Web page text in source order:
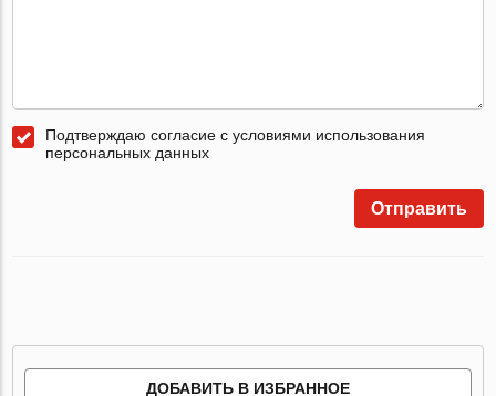
Подтверждаю согласие с условиями использования
персональных данных
Отправить
ДОБАВИТЬ В ИЗБРАННОЕ